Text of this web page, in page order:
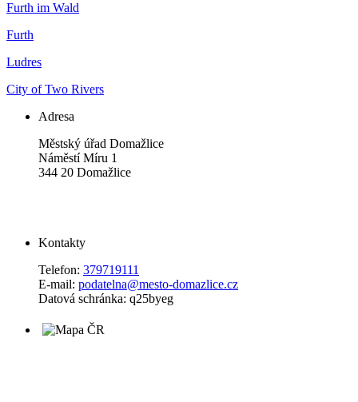
Furth im Wald
Furth
Ludres
City of Two Rivers
Adresa
Městský úřad Domažlice
Náměstí Míru 1
344 20 Domažlice
Kontakty
Telefon: 379719111
E-mail: podatelna@mesto-domazlice.cz
Datová schránka: q25byeg